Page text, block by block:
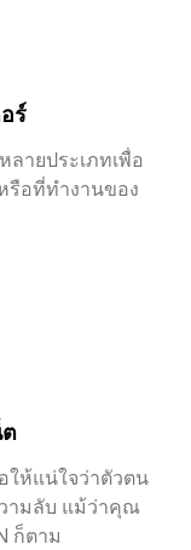
ร์
ลายประเภทเพื่อ
รือที่ทำงานของ
ต
ให้แน่ใจว่าตัวตน
ามลับ แม้ว่าคุณ
ก็ตาม